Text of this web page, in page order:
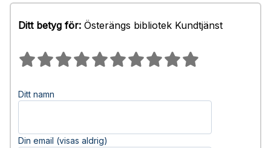
Ditt betyg för: Österängs bibliotek Kundtjänst
Ditt namn
Din email (visas aldrig)